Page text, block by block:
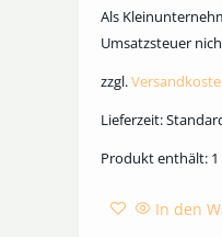
Als
Umsatzsteuer
zzgl.
Lieferzeit:
Produkt enthält: 1
In den